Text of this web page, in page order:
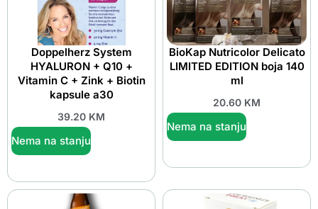
Doppelherz System
HYALURON + Q10 +
Vitamin C + Zink + Biotin
kapsule a30
39.20 KM
Nema na stanju
BioKap Nutricolor Delicato
LIMITED EDITION boja 140
ml
20.60 KM
Nema na stanju